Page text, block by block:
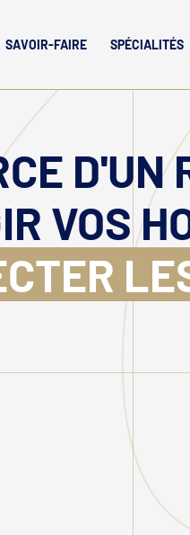
SAVOIR-FAIRE SPÉCIALITÉS
D'UN
VOS